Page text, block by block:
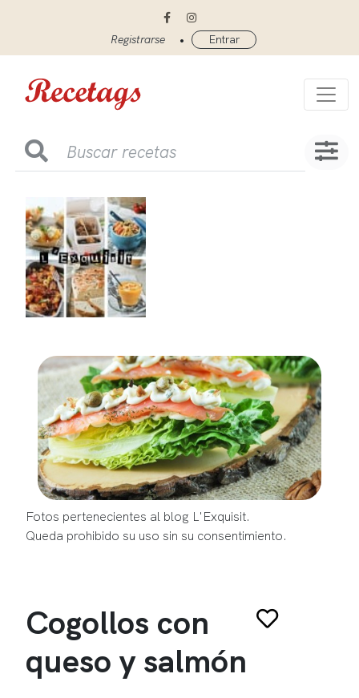
Registrarse • Entrar
Fotos pertenecientes al blog L'Exquisit.
Queda prohibido su uso sin su consentimiento.
Cogollos con
queso y salmón